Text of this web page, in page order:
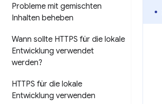
Probleme mit gemischten
Inhalten beheben
Wann sollte HTTPS für die lokale
Entwicklung verwendet
werden?
HTTPS für die lokale
Entwicklung verwenden